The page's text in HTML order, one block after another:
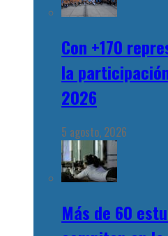
Con +170
la
2026
5 agosto, 2026
Más de 60